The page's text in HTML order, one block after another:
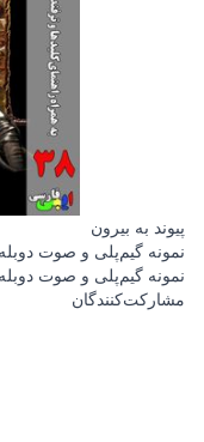
پیوند به بیرون
نمونه گیم‌پلی و صوت
نمونه گیم‌پلی و صوت
مشارکت‌کنندگان